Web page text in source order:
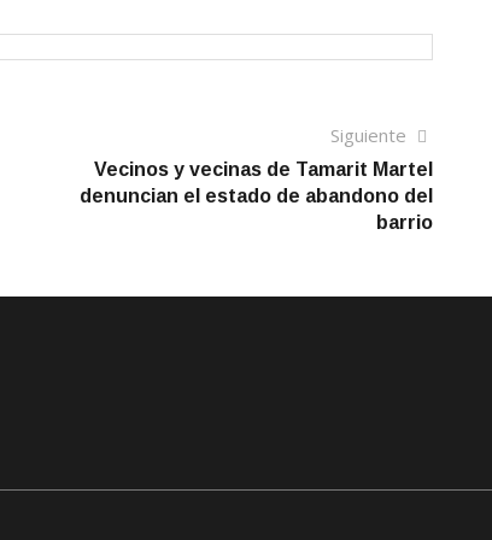
Siguiente
artículo
Vecinos y vecinas de Tamarit Martel
denuncian el estado de abandono del
barrio